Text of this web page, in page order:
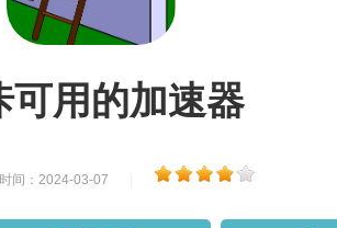
可用的加速器
时间：2024-03-07